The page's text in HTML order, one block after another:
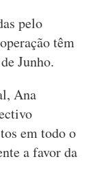
pelo
têm
Junho.
Ana
em todo o
a favor da